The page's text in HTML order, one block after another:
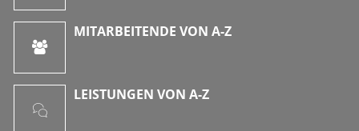
MITARBEITENDE VON A-Z
LEISTUNGEN VON A-Z